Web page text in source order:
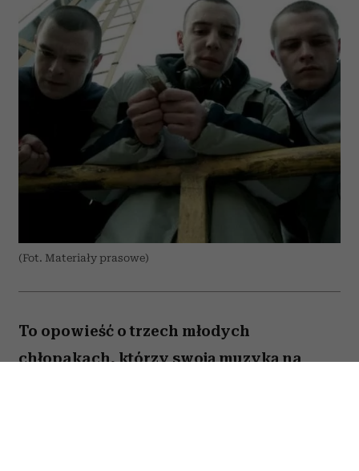
(Fot. Materiały prasowe)
To opowieść o trzech młodych
chłopakach, którzy swoją muzyką na